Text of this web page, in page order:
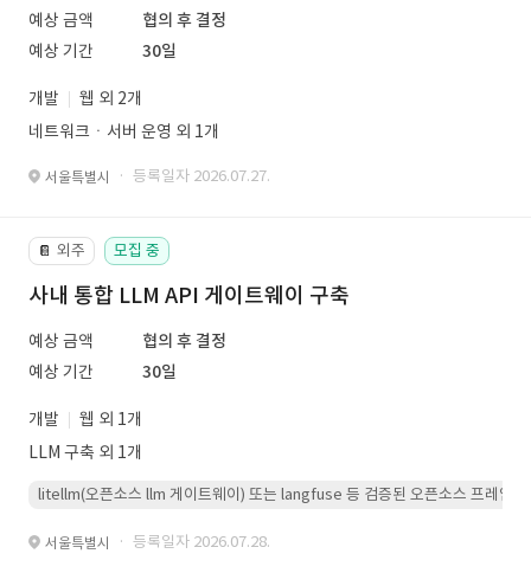
예상 금액
협의 후 결정
예상 기간
30일
개발
웹 외 2개
네트워크ㆍ서버 운영 외 1개
서울특별시 · 등록일자 2026.07.27.
📔 외주 모집 중
사내 통합 LLM API 게이트웨이 구축
예상 금액
협의 후 결정
예상 기간
30일
개발
웹 외 1개
LLM 구축 외 1개
litellm(오픈소스 llm 게이트웨이) 또는 langfuse 등 검증된 오픈소스 프레임워
서울특별시 · 등록일자 2026.07.28.